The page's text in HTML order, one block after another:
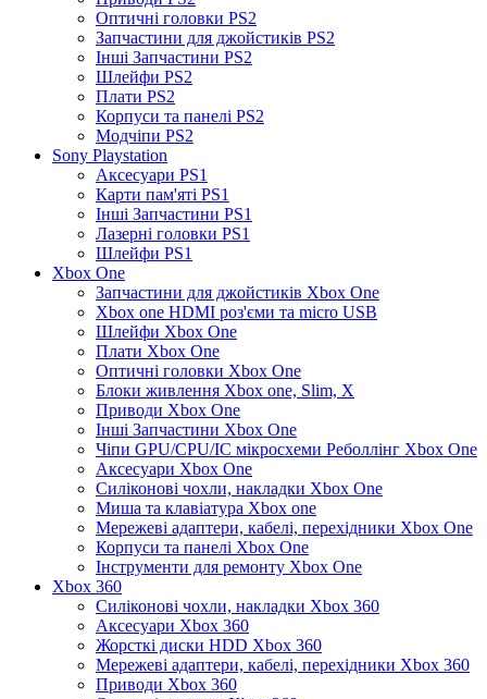
Оптичні головки PS2
Запчастини для джойстиків PS2
Інші Запчастини PS2
Шлейфи PS2
Плати PS2
Корпуси та панелі PS2
Модчіпи PS2
Sony Playstation
Аксесуари PS1
Карти пам'яті PS1
Інші Запчастини PS1
Лазерні головки PS1
Шлейфи PS1
Xbox One
Запчастини для джойстиків Xbox One
Xbox one HDMI роз'єми та micro USB
Шлейфи Xbox One
Плати Xbox One
Оптичні головки Xbox One
Блоки живлення Xbox one, Slim, X
Приводи Xbox One
Інші Запчастини Xbox One
Чіпи GPU/CPU/IC мікросхеми Реболлінг Xbox One
Аксесуари Xbox One
Силіконові чохли, накладки Xbox One
Миша та клавіатура Xbox one
Мережеві адаптери, кабелі, перехідники Xbox One
Корпуси та панелі Xbox One
Інструменти для ремонту Xbox One
Xbox 360
Силіконові чохли, накладки Xbox 360
Аксесуари Xbox 360
Жорсткі диски HDD Xbox 360
Мережеві адаптери, кабелі, перехідники Xbox 360
Приводи Xbox 360